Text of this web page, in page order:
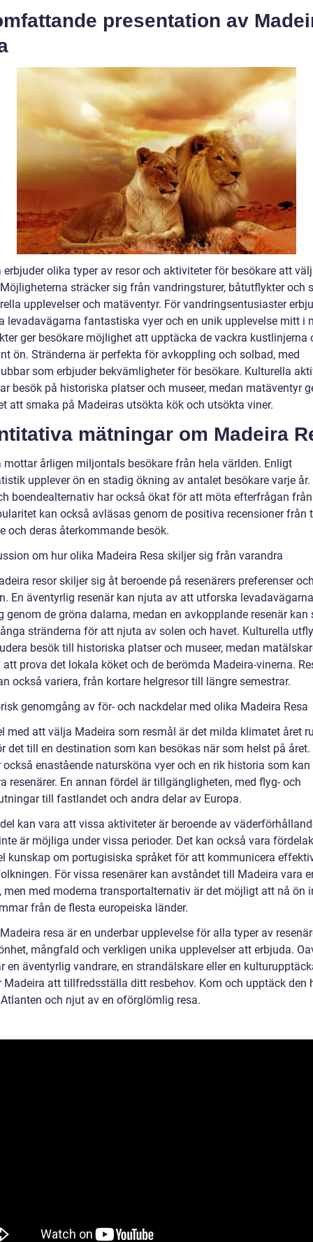
presentation av
erbjuder olika typer av resor och aktiviteter för besökare att
sträcker sig från vandringsturer, båtutflykter och
upplevelser och matäventyr. För vandringsentusiaster
levadavägarna fantastiska vyer och en unik upplevelse mitt i
ger besökare möjlighet att upptäcka de vackra kustlinjerna
ön. Stränderna är perfekta för avkoppling och solbad, med
som erbjuder bekvämligheter för besökare. Kulturella
besök på historiska platser och museer, medan matäventyr
att smaka på Madeiras utsökta kök och utsökta viner.
mätningar om Madeira
mottar årligen miljontals besökare från hela världen. Enligt
upplever ön en stadig ökning av antalet besökare varje
boendealternativ har också ökat för att möta efterfrågan
kan också avläsas genom de positiva recensioner från
och deras återkommande besök.
om hur olika Madeira Resa skiljer sig från varandra
resor skiljer sig åt beroende på resenärers preferenser
En äventyrlig resenär kan njuta av att utforska
genom de gröna dalarna, medan en avkopplande resenär kan
stränderna för att njuta av solen och havet. Kulturella
besök till historiska platser och museer, medan
prova det lokala köket och de berömda Madeira-vinerna.
också variera, från kortare helgresor till längre semestrar.
genomgång av för- och nackdelar med olika Madeira Resa
med att välja Madeira som resmål är det milda klimatet året
det till en destination som kan besökas när som helst på året.
också enastående natursköna vyer och en rik historia som kan
resenärer. En annan fördel är tillgängligheten, med flyg- och
till fastlandet och andra delar av Europa.
kan vara att vissa aktiviteter är beroende av
är möjliga under vissa perioder. Det kan också vara
kunskap om portugisiska språket för att kommunicera
För vissa resenärer kan avståndet till Madeira vara
men med moderna transportalternativ är det möjligt att nå ön
från de flesta europeiska länder.
resa är en underbar upplevelse för alla typer av
mångfald och verkligen unika upplevelser att erbjuda.
en äventyrlig vandrare, en strandälskare eller en
Madeira att tillfredsställa ditt resbehov. Kom och upptäck den
och njut av en oförglömlig resa.